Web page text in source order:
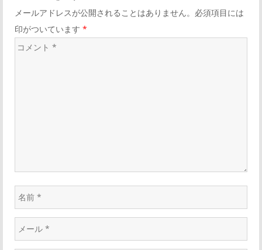
ゲ
ー
メールアドレスが公開されることはありません。必須項目には
印がついています *
コ
名
前
ー